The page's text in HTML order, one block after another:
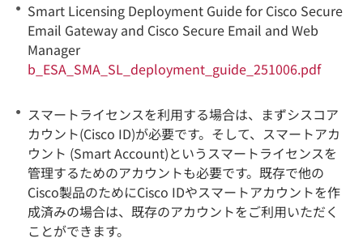
Smart Licensing Deployment Guide for Cisco Secure
Email Gateway and Cisco Secure Email and Web
Manager
b_ESA_SMA_SL_deployment_guide_251006.pdf
スマートライセンスを利用する場合は、まずシスコア
カウント(Cisco ID)が必要です。そして、スマートアカ
ウント (Smart Account)というスマートライセンスを
管理するためのアカウントも必要です。既存で他の
Cisco製品のためにCisco IDやスマートアカウントを作
成済みの場合は、既存のアカウントをご利用いただく
ことができます。